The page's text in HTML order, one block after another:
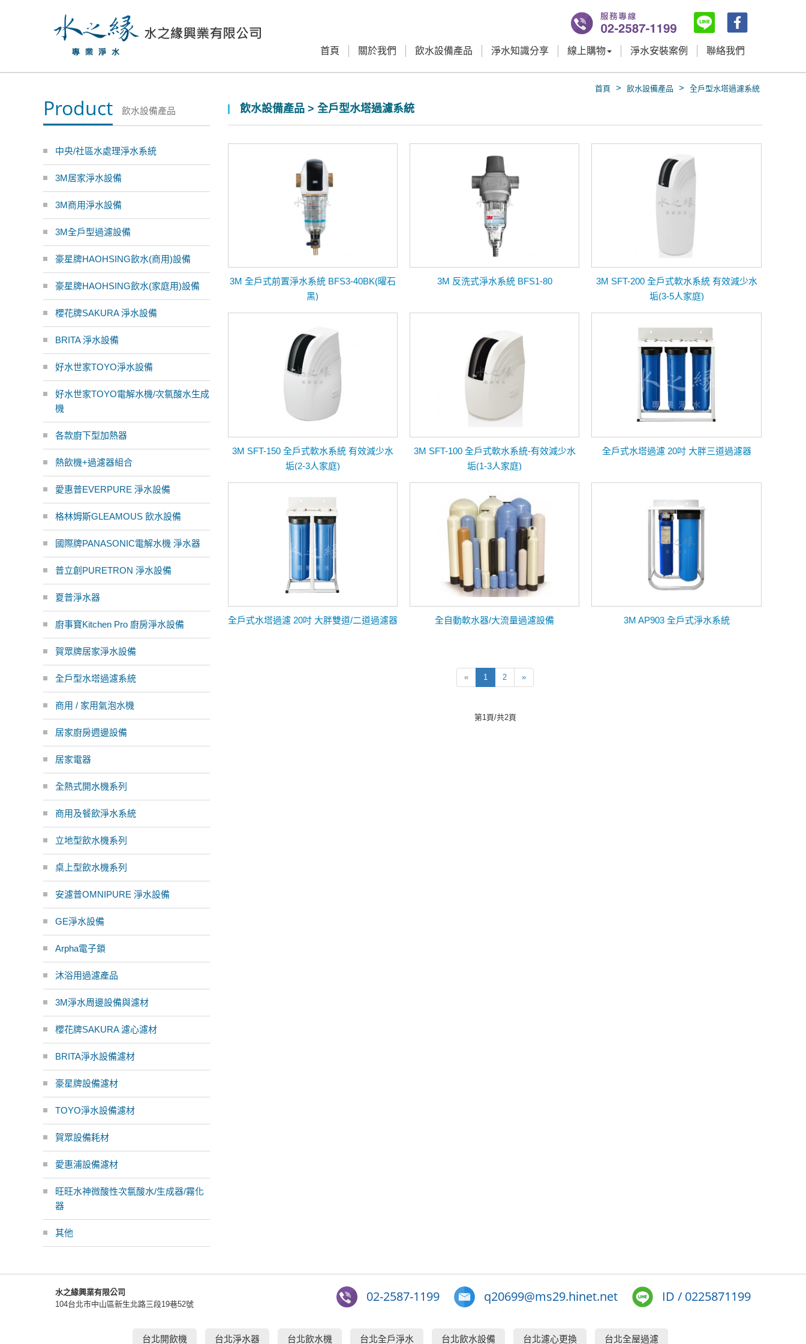
首頁 關於我們 飲水設備產品 淨水知識分享 線上購物 淨水安裝案例 聯絡我們
首頁 > 飲水設備產品 > 全戶型水塔過濾系統
飲水設備產品 > 全戶型水塔過濾系統
3M 全戶式前置淨水系統 BFS3-40BK(曜石
黑)
3M 反洗式淨水系統 BFS1-80
3M SFT-200 全戶式軟水系統 有效減少水
垢(3-5人家庭)
3M SFT-150 全戶式軟水系統 有效減少水
垢(2-3人家庭)
3M SFT-100 全戶式軟水系統-有效減少水
垢(1-3人家庭)
全戶式水塔過濾 20吋 大胖三道過濾器
全戶式水塔過濾 20吋 大胖雙道/二道過濾器 全自動軟水器/大流量過濾設備 3M AP903 全戶式淨水系統
« 1 2 »
第1頁/共2頁
Product 飲水設備產品
中央/社區水處理淨水系統
3M居家淨水設備
3M商用淨水設備
3M全戶型過濾設備
豪星牌HAOHSING飲水(商用)設備
豪星牌HAOHSING飲水(家庭用)設備
櫻花牌SAKURA 淨水設備
BRITA 淨水設備
好水世家TOYO淨水設備
好水世家TOYO電解水機/次氯酸水生成
機
各款廚下型加熱器
熱飲機+過濾器組合
愛惠普EVERPURE 淨水設備
格林姆斯GLEAMOUS 飲水設備
國際牌PANASONIC電解水機 淨水器
普立創PURETRON 淨水設備
夏普淨水器
廚事寶Kitchen Pro 廚房淨水設備
賀眾牌居家淨水設備
全戶型水塔過濾系統
商用 / 家用氣泡水機
居家廚房週邊設備
居家電器
全熱式開水機系列
商用及餐飲淨水系統
立地型飲水機系列
桌上型飲水機系列
安濾普OMNIPURE 淨水設備
GE淨水設備
Arpha電子鎖
沐浴用過濾產品
3M淨水周邊設備與濾材
櫻花牌SAKURA 濾心濾材
BRITA淨水設備濾材
豪星牌設備濾材
TOYO淨水設備濾材
賀眾設備耗材
愛惠浦設備濾材
旺旺水神微酸性次氯酸水/生成器/霧化
器
其他
水之緣興業有限公司
104台北市中山區新生北路三段19巷52號
02-2587-1199 q20699@ms29.hinet.net ID / 0225871199
台北開飲機 台北淨水器 台北飲水機 台北全戶淨水 台北飲水設備 台北濾心更換 台北全屋過濾